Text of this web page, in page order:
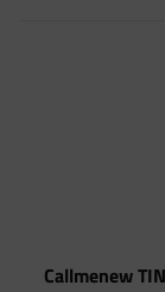
Callmenew